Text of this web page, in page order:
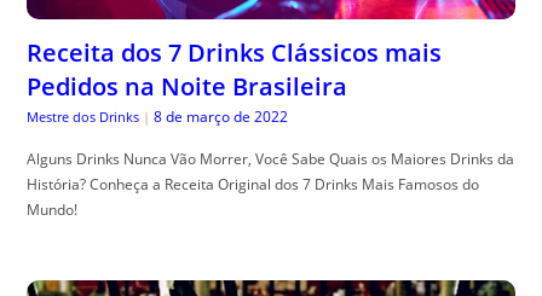
Receita dos 7 Drinks Clássicos mais
Pedidos na Noite Brasileira
Mestre dos Drinks | 8 de março de 2022
Alguns Drinks Nunca Vão Morrer, Você Sabe Quais os Maiores Drinks da
História? Conheça a Receita Original dos 7 Drinks Mais Famosos do
Mundo!